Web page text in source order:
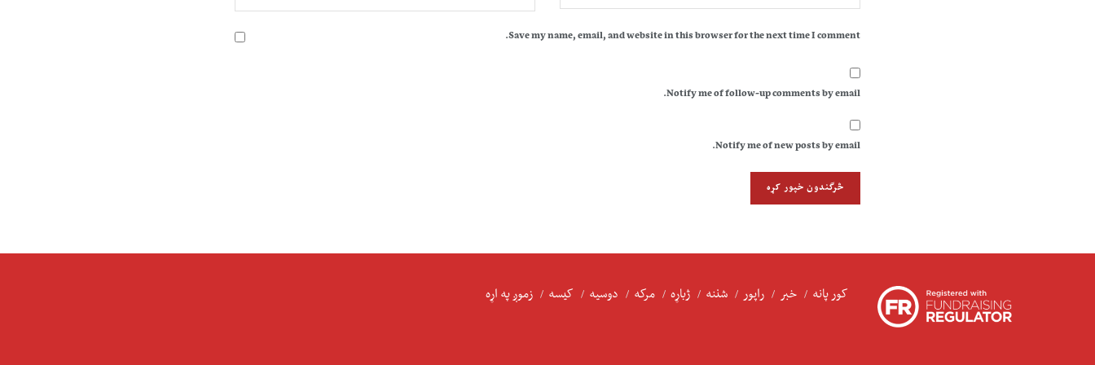
Save my name, email, and website in this browser for the next time I comment.
Notify me of follow-up comments by email.
Notify me of new posts by email.
کور پانه خبر راپور شننه ژباړه مرکه دوسیه کیسه زموږ په اړه